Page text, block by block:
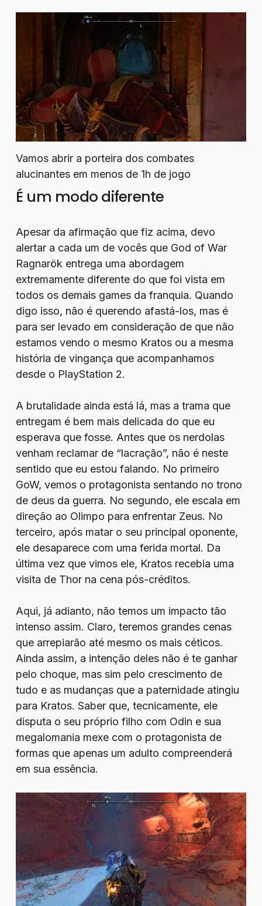
Vamos abrir a porteira dos combates
alucinantes em menos de 1h de jogo
É um modo diferente
Apesar da afirmação que fiz acima, devo
alertar a cada um de vocês que God of War
Ragnarök entrega uma abordagem
extremamente diferente do que foi vista em
todos os demais games da franquia. Quando
digo isso, não é querendo afastá-los, mas é
para ser levado em consideração de que não
estamos vendo o mesmo Kratos ou a mesma
história de vingança que acompanhamos
desde o PlayStation 2.
A brutalidade ainda está lá, mas a trama que
entregam é bem mais delicada do que eu
esperava que fosse. Antes que os nerdolas
venham reclamar de “lacração”, não é neste
sentido que eu estou falando. No primeiro
GoW, vemos o protagonista sentando no trono
de deus da guerra. No segundo, ele escala em
direção ao Olimpo para enfrentar Zeus. No
terceiro, após matar o seu principal oponente,
ele desaparece com uma ferida mortal. Da
última vez que vimos ele, Kratos recebia uma
visita de Thor na cena pós-créditos.
Aqui, já adianto, não temos um impacto tão
intenso assim. Claro, teremos grandes cenas
que arrepiarão até mesmo os mais céticos.
Ainda assim, a intenção deles não é te ganhar
pelo choque, mas sim pelo crescimento de
tudo e as mudanças que a paternidade atingiu
para Kratos. Saber que, tecnicamente, ele
disputa o seu próprio filho com Odin e sua
megalomania mexe com o protagonista de
formas que apenas um adulto compreenderá
em sua essência.